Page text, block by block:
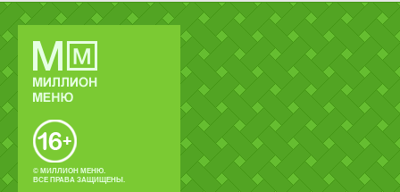
© МИЛЛИОН МЕНЮ.
ВСЕ ПРАВА ЗАЩИЩЕНЫ.